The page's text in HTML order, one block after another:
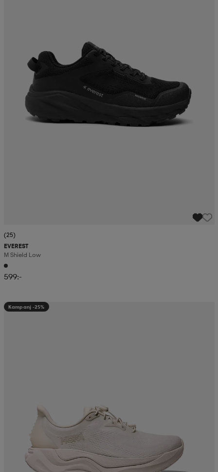
(25)
EVEREST
M Shield Low
599:-
Kampanj -25%